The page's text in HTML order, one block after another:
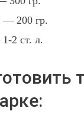
— 200 гр.
2 ст. л.